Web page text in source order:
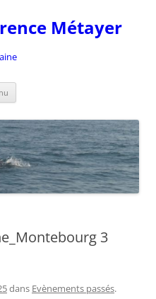
Métayer
3
dans Evènements passés.